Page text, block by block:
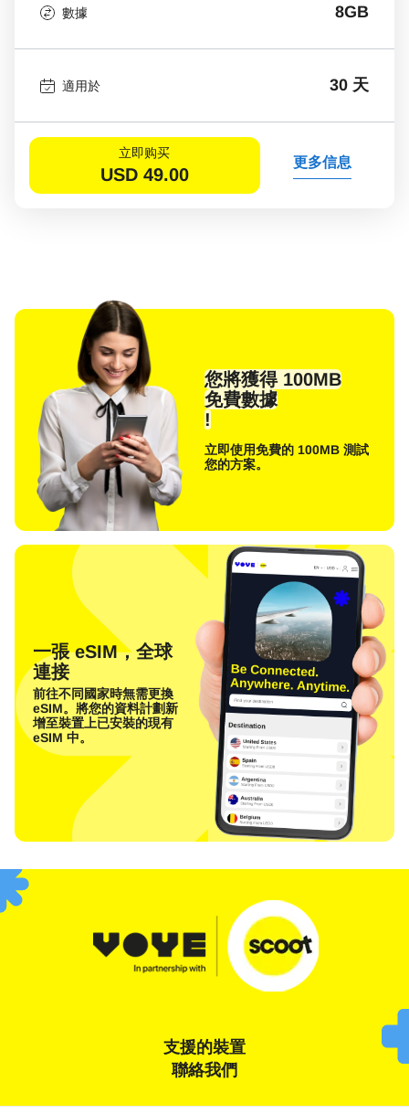
數據 8GB
適用於 30 天
立即购买
USD 49.00
更多信息
您將獲得 100MB
免費數據
!
立即使用免費的 100MB 測試
您的方案。
一張 eSIM，全球
連接
前往不同國家時無需更換
eSIM。將您的資料計劃新
增至裝置上已安裝的現有
eSIM 中。
支援的裝置
聯絡我們